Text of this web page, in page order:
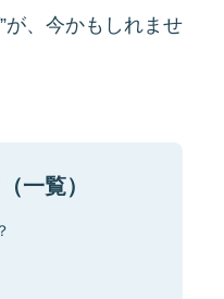
が、今かもしれませ
一覧）